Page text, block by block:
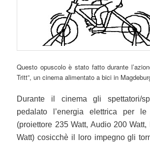
Questo opuscolo è stato fatto durante
Tritt”, un cinema alimentato a bici in
Durante il cinema gli spettatori/
pedalato l’energia elettrica per le
(proiettore 235 Watt, Audio 200
Watt) cosicchè il loro impegno gli